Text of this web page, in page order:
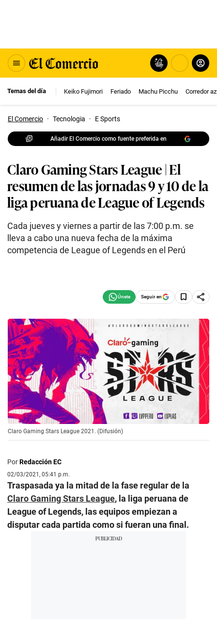
Temas del día Keiko Fujimori Feriado Machu Picchu Corredor
El Comercio · Tecnologia · E Sports
Añadir El Comercio como fuente preferida en
Claro Gaming Stars League | El
resumen de las jornadas 9 y 10 de la
liga peruana de League of Legends
Cada jueves y viernes a partir de las 7:00 p.m. se
lleva a cabo una nueva fecha de la máxima
competencia de League of Legends en el Perú
Seguir en
Claro Gaming Stars League 2021. (Difusión)
PorRedacción EC
02/03/2021, 05:41 p.m.
Traspasada ya la mitad de la fase regular de la
Claro Gaming Stars League, la liga peruana de
League of Legends, las equipos empiezan a
disputar cada partida como si fueran una final.